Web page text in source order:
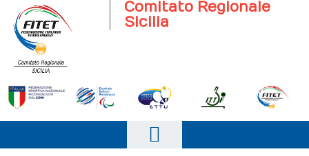
Comitato Regionale
Sicilia